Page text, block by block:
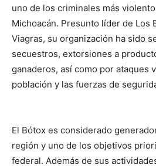
uno de los criminales más
Michoacán. Presunto líder de Los
Viagras, su organización ha sido
secuestros, extorsiones a
ganaderos, así como por ataques
población y las fuerzas de
El Bótox es considerado
región y uno de los objetivos
federal. Además de sus